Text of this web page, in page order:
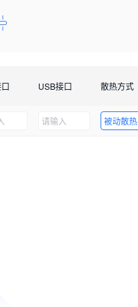
USB接口 散热方式
被动散热